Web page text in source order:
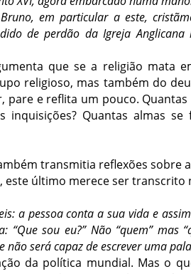
em particular a este,
de perdão da Igreja
que se a religião mata
religioso, mas também do
e reflita um pouco.
inquisições? Quantas almas
transmitia reflexões sobre
este último merece ser transcrito
a pessoa conta a sua vida e
sou eu?” Não “quem” mas
será capaz de escrever uma
da política mundial. Mas o